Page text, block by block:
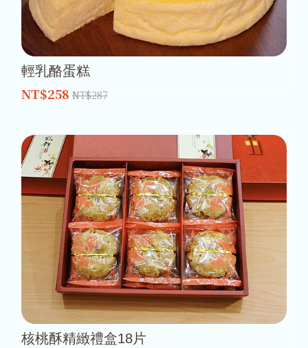
輕乳酪蛋糕
NT$258 NT$287
核桃酥精緻禮盒18片